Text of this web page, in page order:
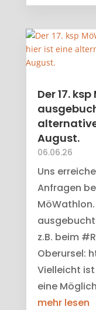
Der 17.
August.
06.06.26
Uns
Anfragen
z.B. beim
Oberursel:
Vielleicht
eine
mehr lesen